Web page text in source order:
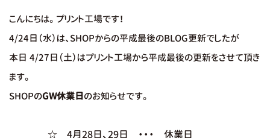
こんにちは。プリント工場です！
4/24日（水）は、SHOPからの平成最後のBLOG更新でしたが
本日 4/27日（土）はプリント工場から平成最後の更新をさせて頂き
ます。
SHOPのGW休業日のお知らせです。
☆ 4月28日、29日 ・・・ 休業日